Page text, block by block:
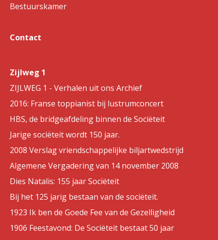
Bestuurskamer
Contact
Zijlweg 1
ZIJLWEG 1 - Verhalen uit ons Archief
2016: Franse toppianist bij lustrumconcert
HBS, de bridgeafdeling binnen de Sociëteit
Jarige sociëteit wordt 150 jaar.
2008 Verslag vriendschappelijke biljartwedstrijd
Algemene Vergadering van 14 november 2008
Dies Natalis: 155 jaar Sociëteit
Bij het 125 jarig bestaan van de sociëteit.
1923 Ik ben de Goede Fee van de Gezelligheid
1906 Feestavond: De Sociëteit bestaat 50 jaar